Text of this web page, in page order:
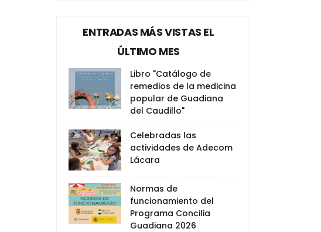
ENTRADAS MÁS VISTAS EL
ÚLTIMO MES
Libro "Catálogo de
remedios de la medicina
popular de Guadiana
del Caudillo"
Celebradas las
actividades de Adecom
Lácara
Normas de
funcionamiento del
Programa Concilia
Guadiana 2026